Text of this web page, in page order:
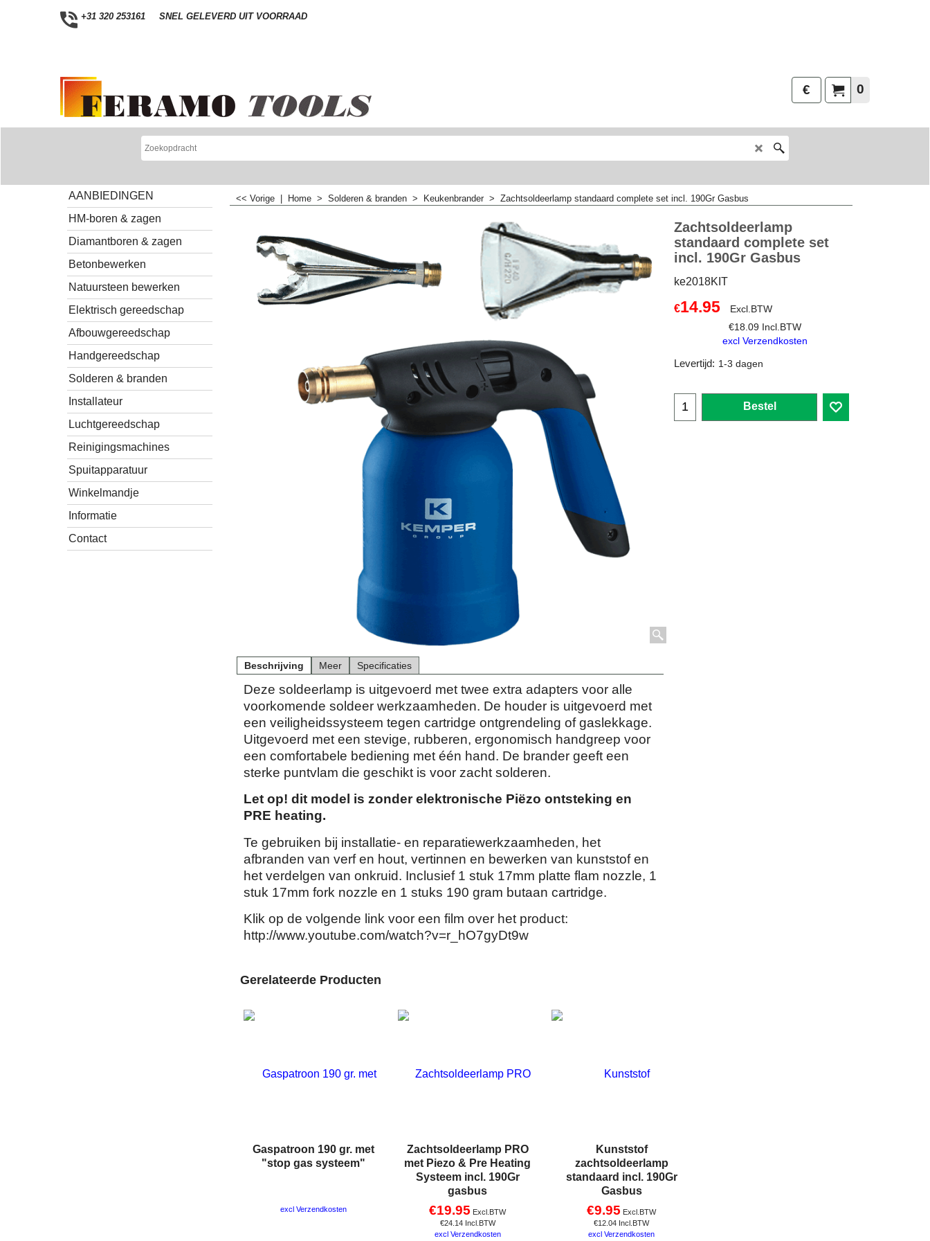
+31 320 253161 SNEL GELEVERD UIT VOORRAAD
0
€
AANBIEDINGEN
HM-boren & zagen
Diamantboren & zagen
Betonbewerken
Natuursteen bewerken
Elektrisch gereedschap
Afbouwgereedschap
Handgereedschap
Solderen & branden
Installateur
Luchtgereedschap
Reinigingsmachines
Spuitapparatuur
Winkelmandje
Informatie
Contact
<< Vorige Home > Solderen & branden > Keukenbrander > Zachtsoldeerlamp standaard complete set incl. 190Gr Gasbus
Zachtsoldeerlamp
standaard complete set
incl. 190Gr Gasbus
ke2018KIT
€14.95
Excl.BTW
€18.09 Incl.BTW
excl Verzendkosten
Levertijd: 1-3 dagen
Bestel
Beschrijving Meer Specificaties
Deze soldeerlamp is uitgevoerd met twee extra adapters voor alle
voorkomende soldeer werkzaamheden. De houder is uitgevoerd met
een veiligheidssysteem tegen cartridge ontgrendeling of gaslekkage.
Uitgevoerd met een stevige, rubberen, ergonomisch handgreep voor
een comfortabele bediening met één hand. De brander geeft een
sterke puntvlam die geschikt is voor zacht solderen.
Let op! dit model is zonder elektronische Piëzo ontsteking en
PRE heating.
Te gebruiken bij installatie- en reparatiewerkzaamheden, het
afbranden van verf en hout, vertinnen en bewerken van kunststof en
het verdelgen van onkruid. Inclusief 1 stuk 17mm platte flam nozzle, 1
stuk 17mm fork nozzle en 1 stuks 190 gram butaan cartridge.
Klik op de volgende link voor een film over het product:
http://www.youtube.com/watch?v=r_hO7gyDt9w
Gerelateerde Producten
Gaspatroon 190 gr. met
"stop gas systeem"
excl Verzendkosten
Zachtsoldeerlamp PRO
met Piezo & Pre Heating
Systeem incl. 190Gr
gasbus
€19.95 Excl.BTW
€24.14 Incl.BTW
excl Verzendkosten
Kunststof
zachtsoldeerlamp
standaard incl. 190Gr
Gasbus
€9.95 Excl.BTW
€12.04 Incl.BTW
excl Verzendkosten